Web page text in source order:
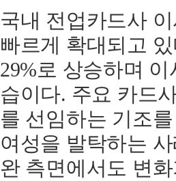
국내 전업카드사
빠르게 확대되고
29%로 상승하며
습이다. 주요 카드
를 선임하는 기조
여성을 발탁하는
완 측면에서도 변